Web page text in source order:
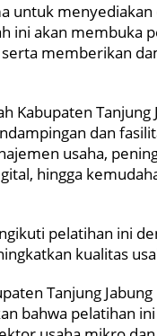
untuk
ini akan membuka
memberikan
Kabupaten
dan
usaha,
hingga
pelatihan ini
kualitas
Tanjung
bahwa pelatihan